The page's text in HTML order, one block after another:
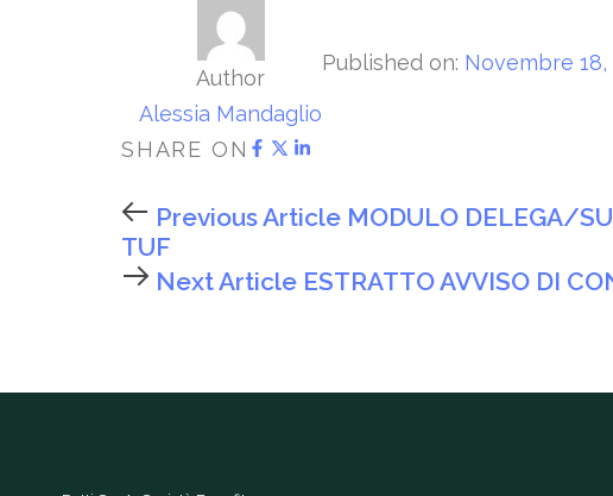
Author
Alessia Mandaglio
Published on: Novembre 18,
SHARE ON
Previous Article MODULO DELEGA/
TUF
Next Article ESTRATTO AVVISO DI